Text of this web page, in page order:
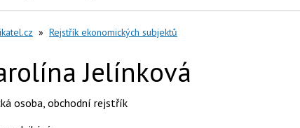
» Rejstřík ekonomických subjektů
Jelínková
osoba obchodní rejstřík